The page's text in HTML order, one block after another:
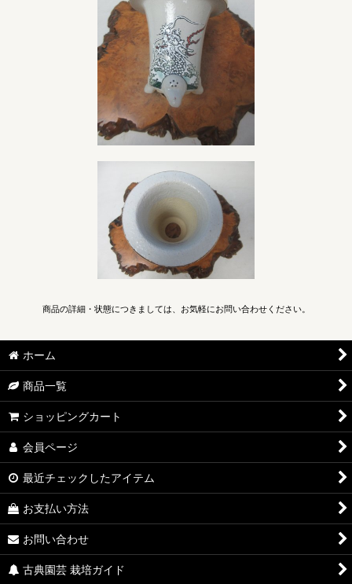
商品の詳細・状態につきましては、お気軽にお問い合わせください。
ホーム
商品一覧
ショッピングカート
会員ページ
最近チェックしたアイテム
お支払い方法
お問い合わせ
古典園芸 栽培ガイド